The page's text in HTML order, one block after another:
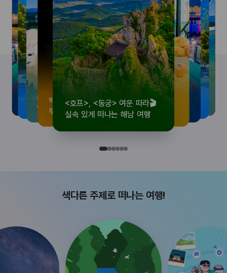
<호프>, <동궁> 여운 따라🎬
실속 있게 떠나는 해남 여행
로컬 감성 수집!
전국 로컬 기념품숍 3곳⭐
우리말이 더 재미있어지는
세종 한글 여행
숲길부터 천년 고찰까지!
마음에 쉼을 더하는 부안
뚜벅이 여행자 주목🚶
양양 1박 2일 코스
백제의 숨결을 따라,
부여에서 만나는 여름
<호프>, <동궁> 여운 따라🎬
실속 있게 떠나는 해남 여행
로컬 감성 수집!
전국 로컬 기념품숍 3곳⭐
우리말이 더 재미있어지는
세종 한글 여행
숲길부터 천년 고찰까지!
마음에 쉼을 더하는 부안
뚜벅이 여행자 주목🚶
양양 1박 2일 코스
백제의 숨결을 따라,
부여에서 만나는 여름
<호프>, <동궁> 여운 따라🎬
실속 있게 떠나는 해남 여행
로컬 감성 수집!
전국 로컬 기념품숍 3곳⭐
우리말이 더 재미있어지는
세종 한글 여행
숲길부터 천년 고찰까지!
마음에 쉼을 더하는 부안
뚜벅이 여행자 주목🚶
양양 1박 2일 코스
백제의 숨결을 따라,
부여에서 만나는 여름
색다른 주제로 떠나는 여행!